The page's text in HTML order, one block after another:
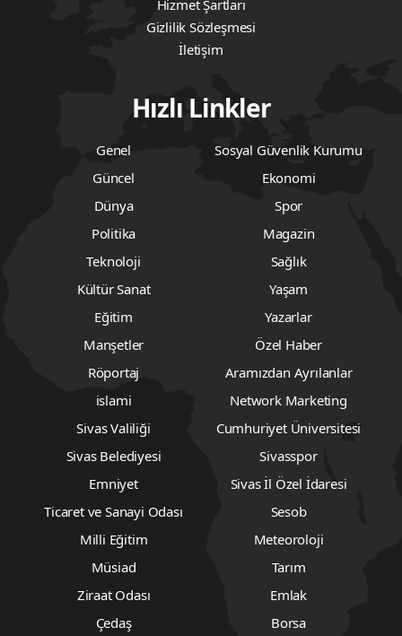
Hizmet Şartları
Gizlilik Sözleşmesi
İletişim
Hızlı Linkler
Genel
Sosyal Güvenlik Kurumu
Güncel
Ekonomi
Dünya
Spor
Politika
Magazin
Teknoloji
Sağlık
Kültür Sanat
Yaşam
Eğitim
Yazarlar
Manşetler
Özel Haber
Röportaj
Aramızdan Ayrılanlar
islami
Network Marketing
Sivas Valiliği
Cumhuriyet Üniversitesi
Sivas Belediyesi
Sivasspor
Emniyet
Sivas İl Özel İdaresi
Ticaret ve Sanayi Odası
Sesob
Milli Eğitim
Meteoroloji
Müsiad
Tarım
Ziraat Odası
Emlak
Çedaş
Borsa